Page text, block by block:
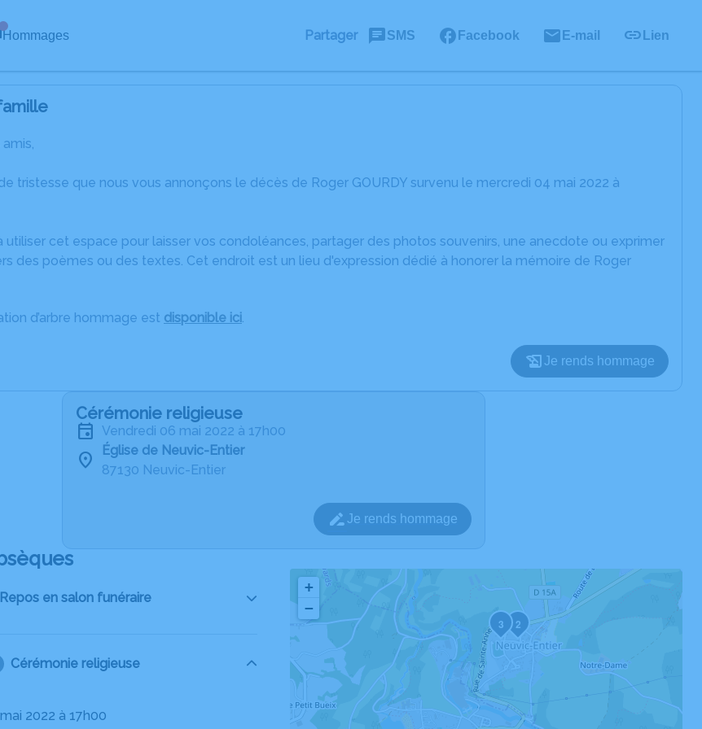
Hommages Partager SMS Facebook E-mail Lien
tristesse que nous vous annonçons le décès de Roger GOURDY survenu le mercredi 04 mai 2022 à
utiliser cet espace pour laisser vos condoléances, partager des photos souvenirs, une anecdote ou exprimer
des poèmes ou des textes. Cet endroit est un lieu d'expression dédié à honorer la mémoire de Roger
d’arbre hommage est disponible ici.
Je rends hommage
Cérémonie religieuse
vendredi 06 mai 2022 à 17h00
Église de Neuvic-Entier
87130 Neuvic-Entier
Je rends hommage
Repos en salon funéraire
Cérémonie religieuse
mai 2022 à 17h00
2
3
+
−